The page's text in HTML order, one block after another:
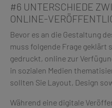
#6 UNTERSCHIEDE
ONLINE-
Bevor es an die Gestaltung
muss folgende Frage geklärt
gedruckt, online zur
in sozialen Medien
sollten Sie Layout, Design
Während eine digitale